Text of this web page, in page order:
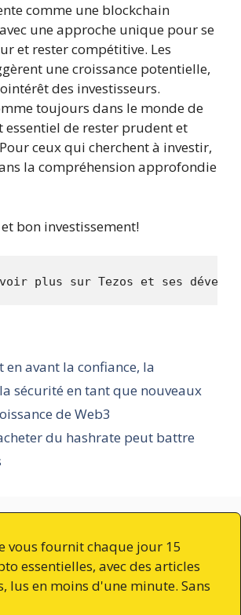
comme une blockchain
une approche unique pour se
et rester compétitive. Les
une croissance potentielle,
des investisseurs.
toujours dans le monde de
essentiel de rester prudent et
ceux qui cherchent à investir,
la compréhension approfondie
bon investissement!
en avant la confiance, la
sécurité en tant que nouveaux
de Web3
du hashrate peut battre
vous fournit chaque jour 15
essentielles, avec des articles
lus en moins d'une minute. Sans